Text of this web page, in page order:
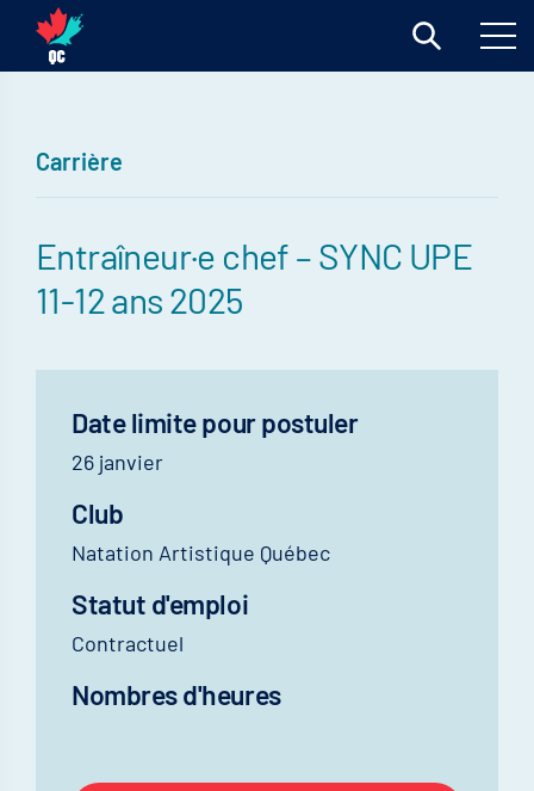
Carrière
Entraîneur·e chef – SYNC UPE
11-12 ans 2025
Date limite pour postuler
26 janvier
Club
Natation Artistique Québec
Statut d'emploi
Contractuel
Nombres d'heures